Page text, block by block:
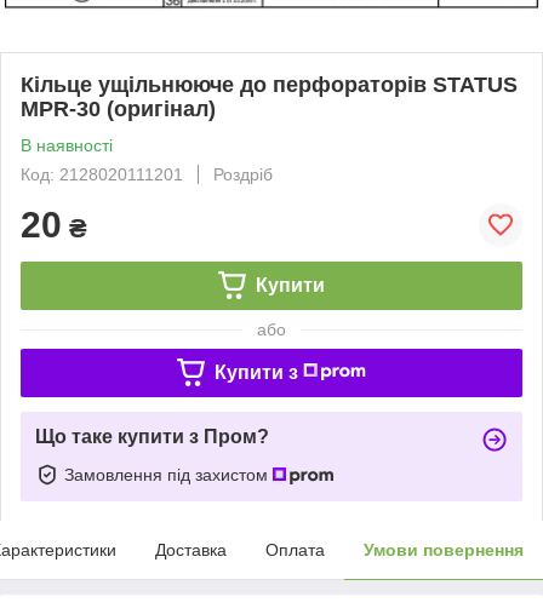
Кільце ущільнююче до перфораторів STATUS
MPR-30 (оригінал)
В наявності
Код: 2128020111201
Роздріб
20 ₴
Купити
або
Купити з
Що таке купити з Пром?
Замовлення під захистом
Доставка Оплата Умови повернення